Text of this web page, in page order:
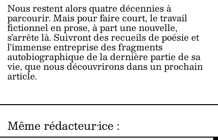
Nous restent alors quatre décennies à
parcourir. Mais pour faire court, le travail
fictionnel en prose, à part une nouvelle,
s’arrête là. Suivront des recueils de poésie et
l’immense entreprise des fragments
autobiographique de la dernière partie de sa
vie, que nous découvrirons dans un prochain
article.
Même rédacteur·ice :